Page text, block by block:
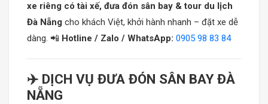
xe riêng có tài xế, đưa đón sân bay & tour du lịch
Đà Nẵng cho khách Việt, khởi hành nhanh – đặt xe dễ
dàng. 📲 Hotline / Zalo / WhatsApp: 0905 98 83 84
✈️ DỊCH VỤ ĐƯA ĐÓN SÂN BAY ĐÀ
NẴNG